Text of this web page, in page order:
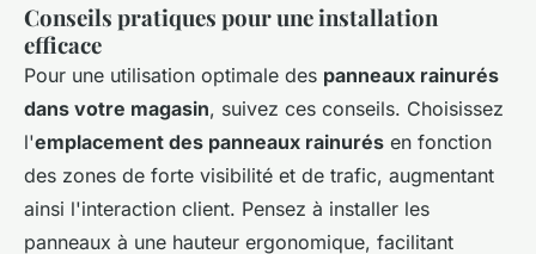
Conseils pratiques pour une installation
efficace
Pour une utilisation optimale des panneaux rainurés
dans votre magasin, suivez ces conseils. Choisissez
l'emplacement des panneaux rainurés en fonction
des zones de forte visibilité et de trafic, augmentant
ainsi l'interaction client. Pensez à installer les
panneaux à une hauteur ergonomique, facilitant